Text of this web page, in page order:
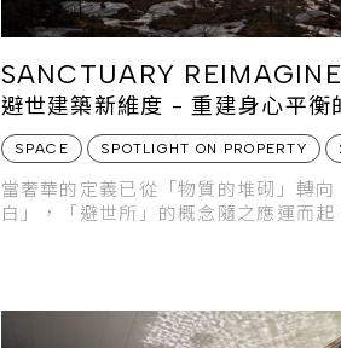
SANCTUARY
避世建築新維度 - 重建身心平衡
SPACE SPOTLIGHT ON PROPERTY
當奢華的定義已從「物質的堆砌」轉向
白」，「避世所」的概念隨之應運而起